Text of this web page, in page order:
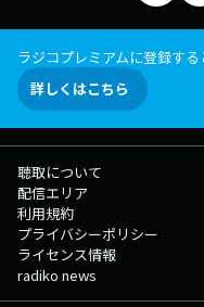
ラジコプレミアムに登録す
詳しくはこちら
聴取について
配信エリア
利用規約
プライバシーポリシー
ライセンス情報
radiko news